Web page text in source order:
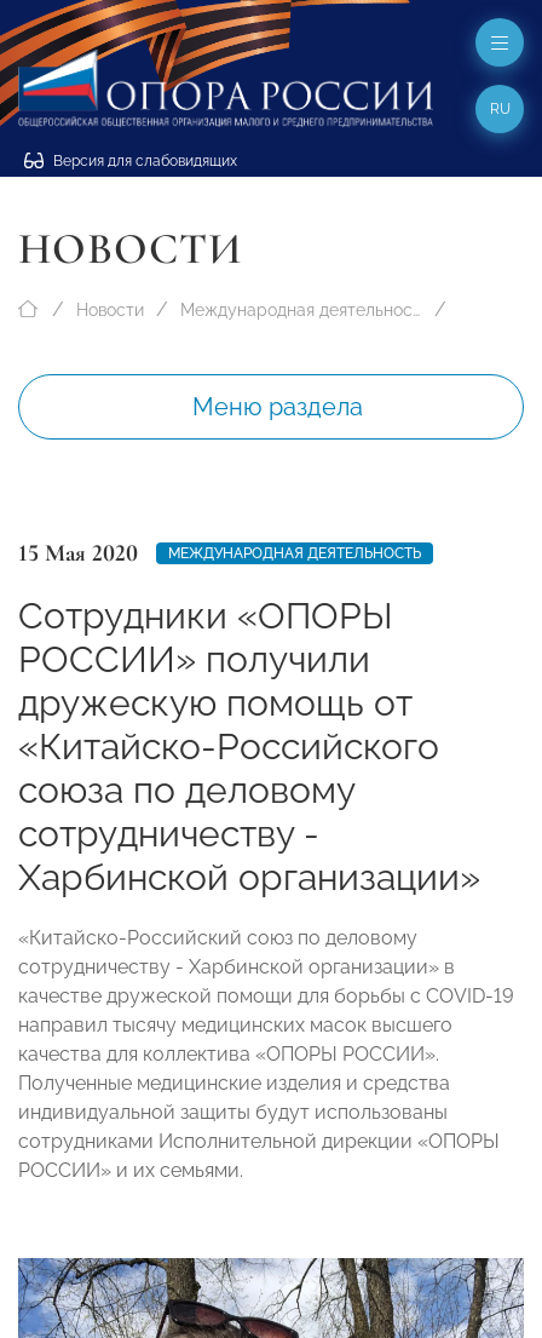
Версия для слабовидящих
RU
НОВОСТИ
Новости Международная деятельность
Меню раздела
15 Мая 2020 МЕЖДУНАРОДНАЯ ДЕЯТЕЛЬНОСТЬ
Сотрудники «ОПОРЫ
РОССИИ» получили
дружескую помощь от
«Китайско-Российского
союза по деловому
сотрудничеству -
Харбинской организации»
«Китайско-Российский союз по деловому
сотрудничеству - Харбинской организации» в
качестве дружеской помощи для борьбы с COVID-19
направил тысячу медицинских масок высшего
качества для коллектива «ОПОРЫ РОССИИ».
Полученные медицинские изделия и средства
индивидуальной защиты будут использованы
сотрудниками Исполнительной дирекции «ОПОРЫ
РОССИИ» и их семьями.